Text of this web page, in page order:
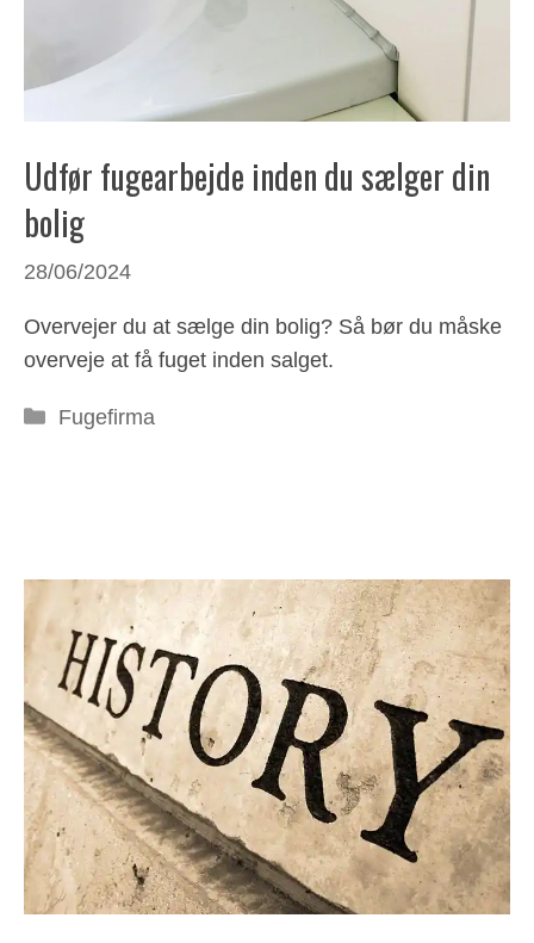
Udfør fugearbejde inden du sælger din
bolig
28/06/2024
Overvejer du at sælge din bolig? Så bør du måske
overveje at få fuget inden salget.
Kategorier
Fugefirma